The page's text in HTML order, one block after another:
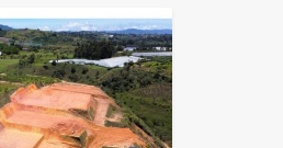
Venta
$2.800.000.000